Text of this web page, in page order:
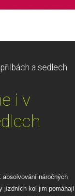
a sedlech
i v
absolvování náročných
jízdních kol jim pomáhají